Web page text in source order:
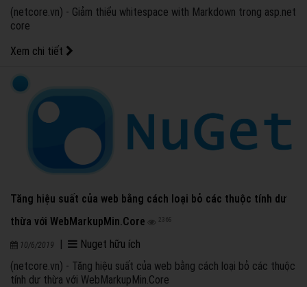
(netcore.vn) - Giảm thiểu whitespace with Markdown trong asp.net
core
Xem chi tiết
Tăng hiệu suất của web bằng cách loại bỏ các thuộc tính dư
thừa với WebMarkupMin.Core
2365
10/6/2019 |
Nuget hữu ích
(netcore.vn) - Tăng hiệu suất của web bằng cách loại bỏ các thuộc
tính dư thừa với WebMarkupMin.Core